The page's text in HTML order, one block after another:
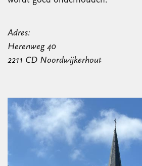
Adres:
Herenweg 40
2211 CD Noordwijkerhout